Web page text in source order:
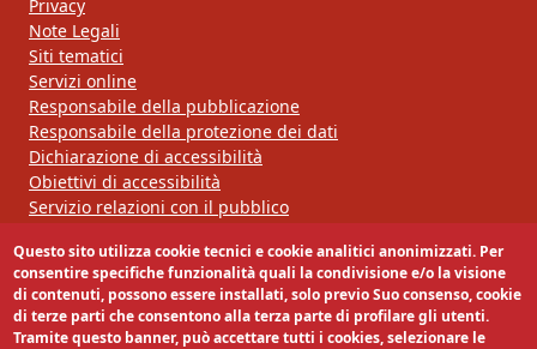
Privacy
Note Legali
Siti tematici
Servizi online
Responsabile della pubblicazione
Responsabile della protezione dei dati
Dichiarazione di accessibilità
Obiettivi di accessibilità
Servizio relazioni con il pubblico
Segui la nostra pagina:
Questo sito utilizza cookie tecnici e cookie analitici anonimizzati. Per
consentire specifiche funzionalità quali la condivisione e/o la visione
di contenuti, possono essere installati, solo previo Suo consenso, cookie
di terze parti che consentono alla terza parte di profilare gli utenti.
Tramite questo banner, può accettare tutti i cookies, selezionare le